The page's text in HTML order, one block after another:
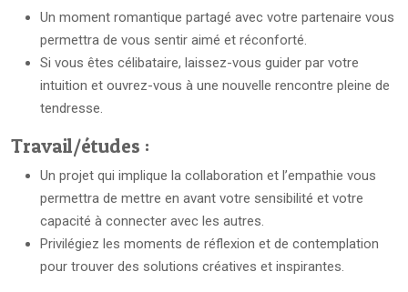
Un moment romantique partagé avec votre partenaire vous
permettra de vous sentir aimé et réconforté.
Si vous êtes célibataire, laissez-vous guider par votre
intuition et ouvrez-vous à une nouvelle rencontre pleine de
tendresse.
Travail/études :
Un projet qui implique la collaboration et l’empathie vous
permettra de mettre en avant votre sensibilité et votre
capacité à connecter avec les autres.
Privilégiez les moments de réflexion et de contemplation
pour trouver des solutions créatives et inspirantes.